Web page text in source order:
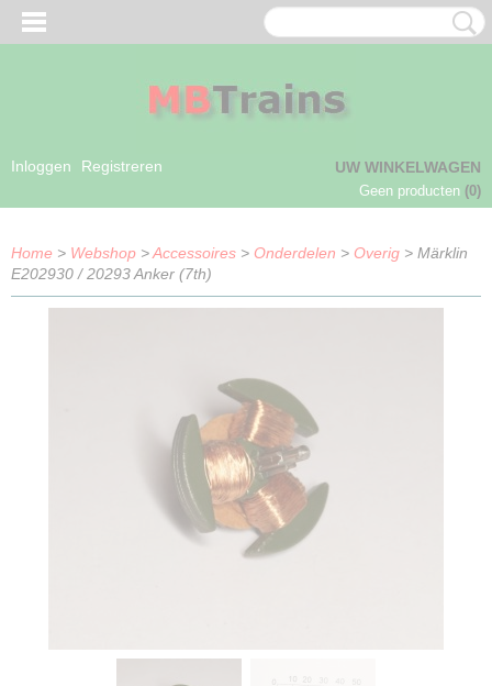
Inloggen Registreren UW WINKELWAGEN
Geen producten (0)
Home > Webshop >Accessoires > Onderdelen > Overig > Märklin
E202930 / 20293 Anker (7th)